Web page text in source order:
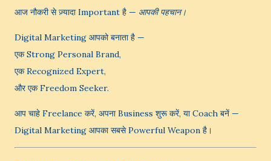
आज नौकरी से ज़्यादा Important है — आपकी पहचान।
Digital Marketing आपको बनाता है —
एक Strong Personal Brand,
एक Recognized Expert,
और एक Freedom Seeker.
आप चाहे Freelance करें, अपना Business शुरू करें, या Coach बनें —
Digital Marketing आपका सबसे Powerful Weapon है।